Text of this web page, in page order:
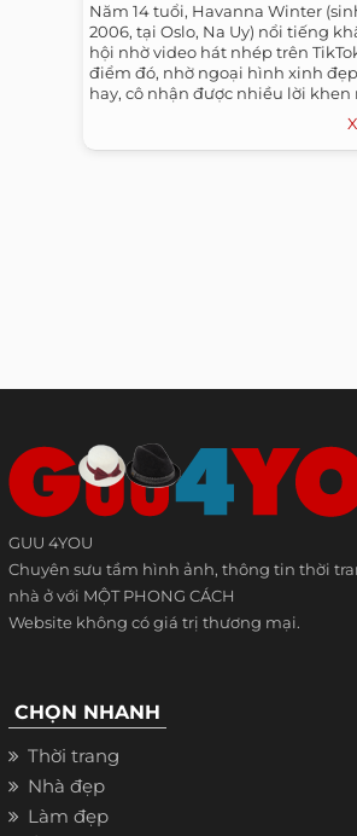
Năm 14 tuổi, Havanna Winter
2006, tại Oslo, Na Uy) nổi tiếng
hội nhờ video hát nhép trên
điểm đó, nhờ ngoại hình xinh
hay, cô nhận được nhiều lời khen
GUU 4YOU
Chuyên sưu tầm hình ảnh, thông tin thời
nhà ở với MỘT PHONG CÁCH
Website không có giá trị thương mại.
CHỌN NHANH
Thời trang
Nhà đẹp
Làm đẹp